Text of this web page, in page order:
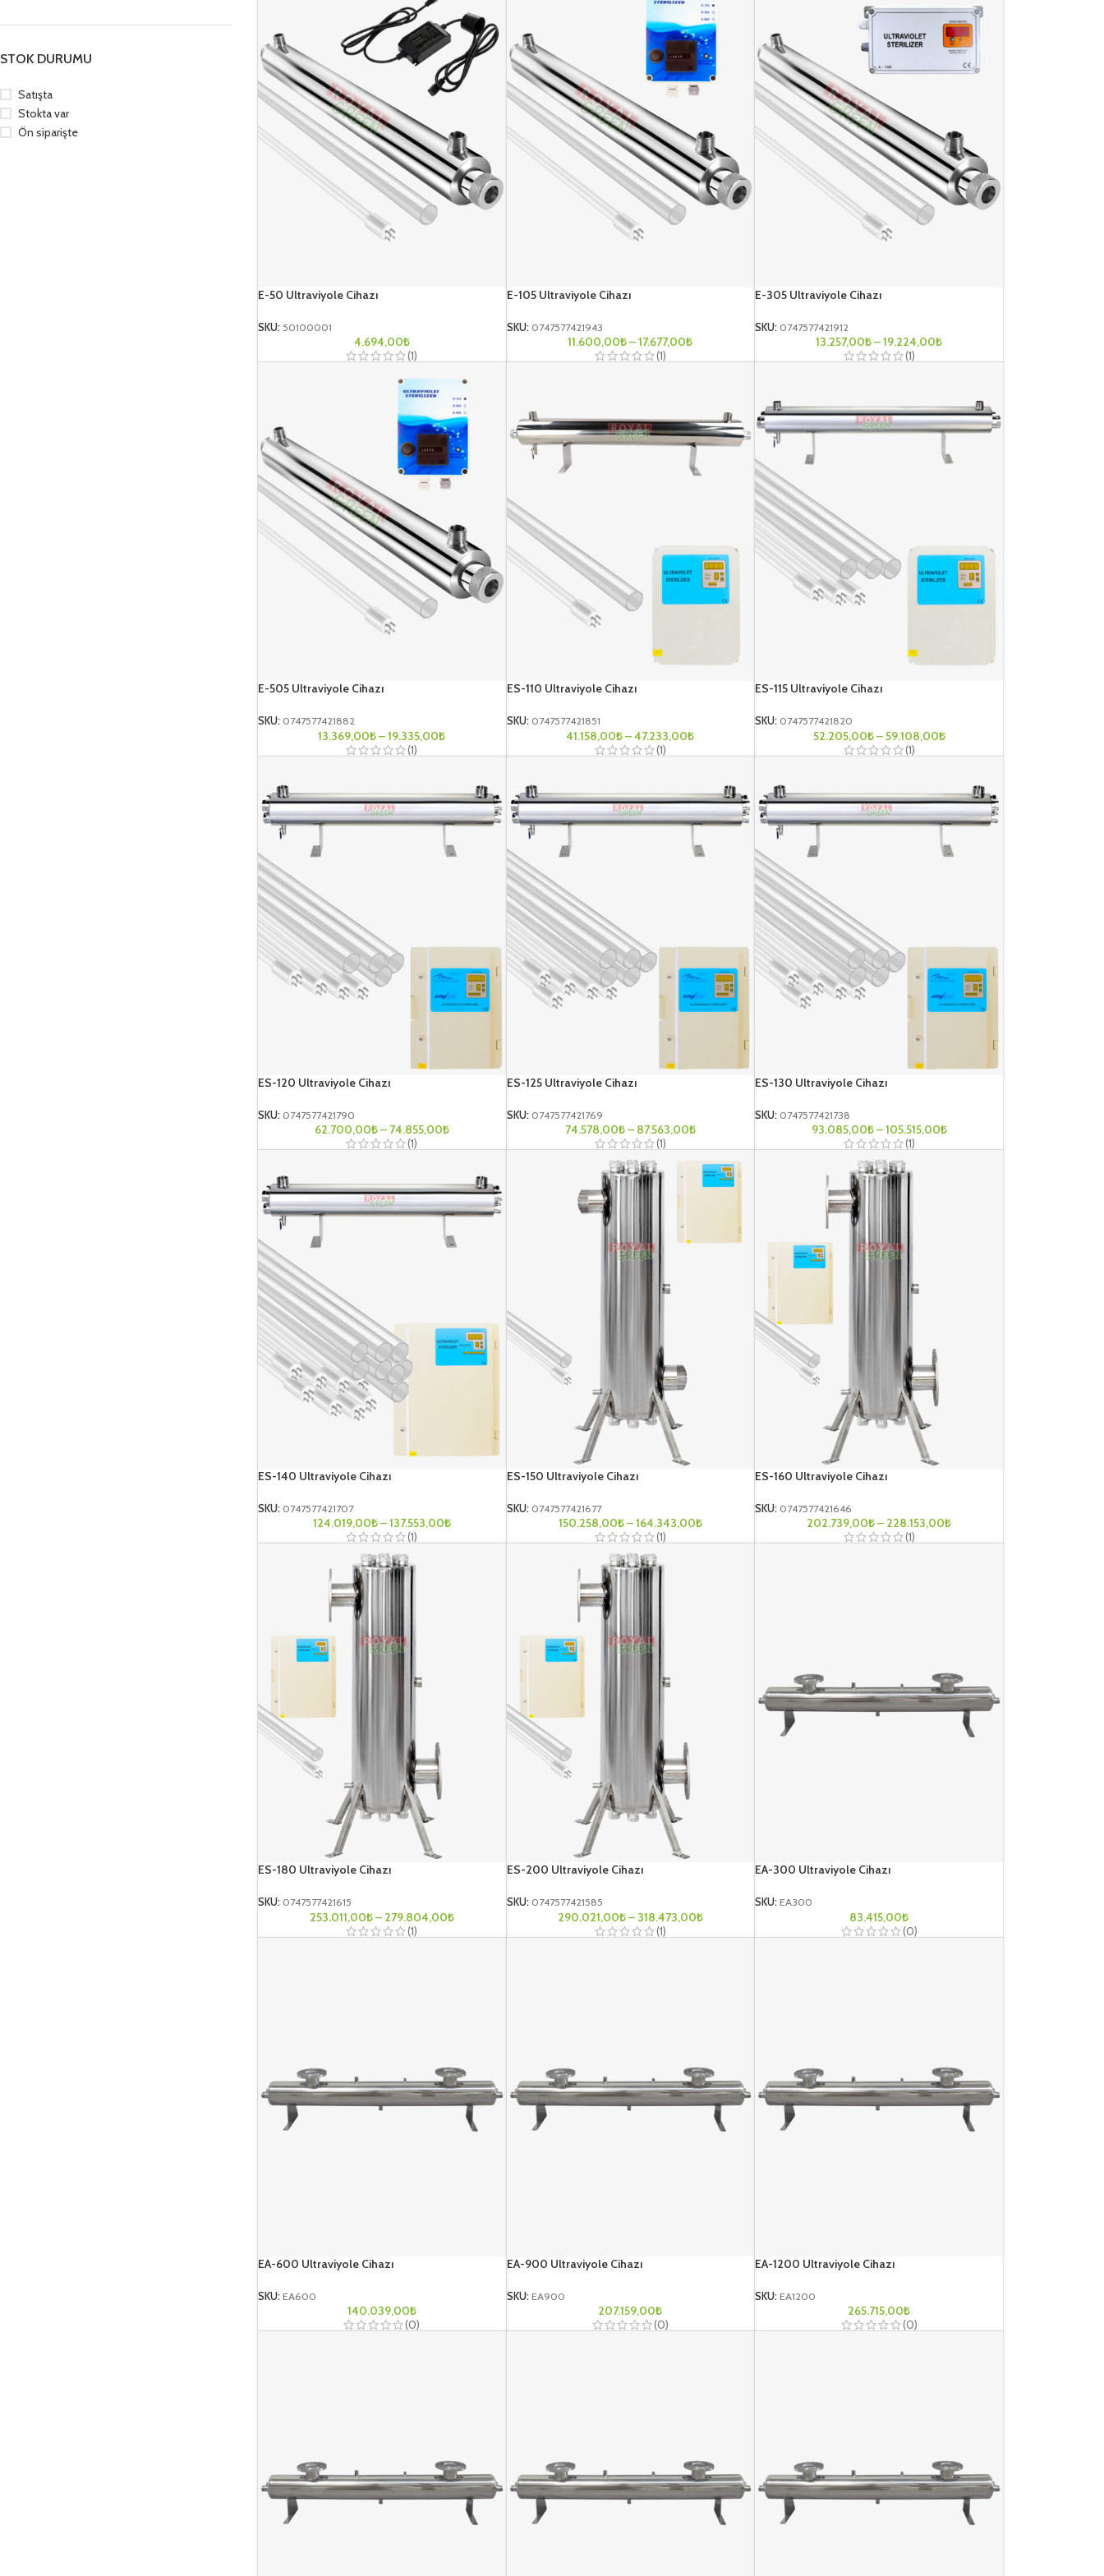
STOK DURUMU
Satışta
Stokta var
Ön siparişte
E-50 Ultraviyole Cihazı
SKU: 50100001
4.694,00₺
(1)
E-105 Ultraviyole Cihazı
SKU: 0747577421943
11.600,00₺–17.677,00₺
(1)
E-305 Ultraviyole Cihazı
SKU: 0747577421912
13.257,00₺–19.224,00₺
(1)
E-505 Ultraviyole Cihazı
SKU: 0747577421882
13.369,00₺–19.335,00₺
(1)
ES-110 Ultraviyole Cihazı
SKU: 0747577421851
41.158,00₺–47.233,00₺
(1)
ES-115 Ultraviyole Cihazı
SKU: 0747577421820
52.205,00₺–59.108,00₺
(1)
ES-120 Ultraviyole Cihazı
SKU: 0747577421790
62.700,00₺– 74.855,00₺
(1)
ES-125 Ultraviyole Cihazı
SKU: 0747577421769
74.578,00₺– 87.563,00₺
(1)
ES-130 Ultraviyole Cihazı
SKU: 0747577421738
93.085,00₺–105.515,00₺
(1)
ES-140 Ultraviyole Cihazı
SKU: 0747577421707
124.019,00₺–137.553,00₺
(1)
ES-150 Ultraviyole Cihazı
SKU: 0747577421677
150.258,00₺–164.343,00₺
(1)
ES-160 Ultraviyole Cihazı
SKU: 0747577421646
202.739,00₺– 228.153,00₺
(1)
ES-180 Ultraviyole Cihazı
SKU: 0747577421615
253.011,00₺– 279.804,00₺
(1)
ES-200 Ultraviyole Cihazı
SKU: 0747577421585
290.021,00₺– 318.473,00₺
(1)
EA-300 Ultraviyole Cihazı
SKU:EA300
83.415,00₺
(0)
EA-600 Ultraviyole Cihazı
SKU: EA600
140.039,00₺
(0)
EA-900 Ultraviyole Cihazı
SKU: EA900
207.159,00₺
(0)
EA-1200 Ultraviyole Cihazı
SKU:EA1200
265.715,00₺
(0)